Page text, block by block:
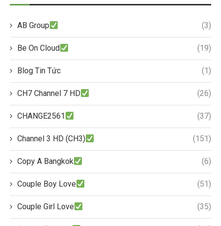
AB Group (3)
Be On Cloud (19)
Blog Tin Tức (1)
CH7 Channel 7 HD (26)
CHANGE2561 (37)
Channel 3 HD (CH3) (151)
Copy A Bangkok (6)
Couple Boy Love (51)
Couple Girl Love (35)